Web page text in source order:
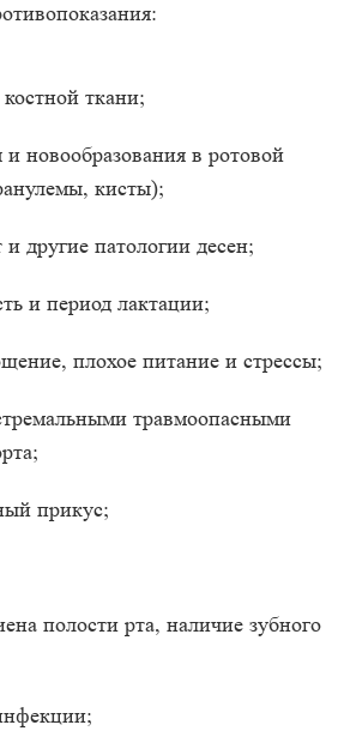
костной ткани;
и новообразования в ротовой
кисты);
и другие патологии десен;
и период лактации;
плохое питание и стрессы;
травмоопасными
прикус;
полости рта, наличие зубного